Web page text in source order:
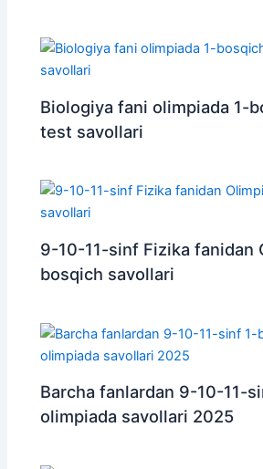
Biologiya fani olimpiada 1-
test savollari
9-10-11-sinf Fizika fanidan
bosqich savollari
Barcha fanlardan 9-10-11-
olimpiada savollari 2025